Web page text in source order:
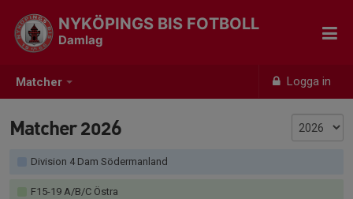
Matcher Logga in
NYKÖPINGS BIS FOTBOLL
Damlag
Matcher 2026
Division 4 Dam Södermanland
F15-19 A/B/C Östra